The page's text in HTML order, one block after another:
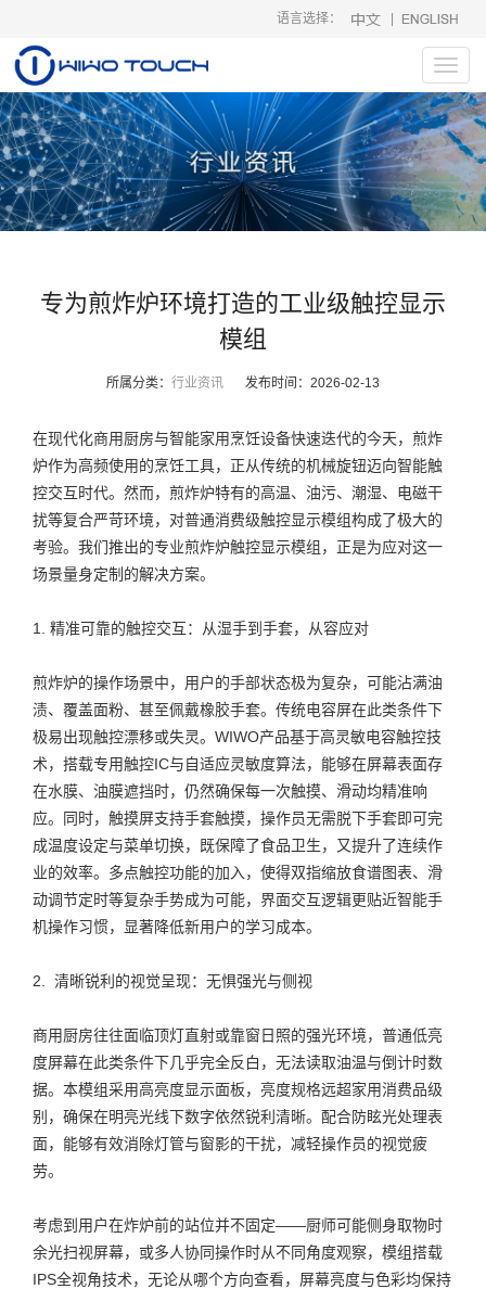
语言选择：
专为煎炸炉环境打造的工业级触控显示
模组
所属分类： 行业资讯 发布时间： 2026-02-13
在现代化商用厨房与智能家用烹饪设备快速迭代的今天，煎炸
炉作为高频使用的烹饪工具，正从传统的机械旋钮迈向智能触
控交互时代。然而，煎炸炉特有的高温、油污、潮湿、电磁干
扰等复合严苛环境，对普通消费级触控显示模组构成了极大的
考验。我们推出的专业煎炸炉触控显示模组，正是为应对这一
场景量身定制的解决方案。
1. 精准可靠的触控交互：从湿手到手套，从容应对
煎炸炉的操作场景中，用户的手部状态极为复杂，可能沾满油
渍、覆盖面粉、甚至佩戴橡胶手套。传统电容屏在此类条件下
极易出现触控漂移或失灵。WIWO产品基于高灵敏电容触控技
术，搭载专用触控IC与自适应灵敏度算法，能够在屏幕表面存
在水膜、油膜遮挡时，仍然确保每一次触摸、滑动均精准响
应。同时，触摸屏支持手套触摸，操作员无需脱下手套即可完
成温度设定与菜单切换，既保障了食品卫生，又提升了连续作
业的效率。多点触控功能的加入，使得双指缩放食谱图表、滑
动调节定时等复杂手势成为可能，界面交互逻辑更贴近智能手
机操作习惯，显著降低新用户的学习成本。
2. 清晰锐利的视觉呈现：无惧强光与侧视
商用厨房往往面临顶灯直射或靠窗日照的强光环境，普通低亮
度屏幕在此类条件下几乎完全反白，无法读取油温与倒计时数
据。本模组采用高亮度显示面板，亮度规格远超家用消费品级
别，确保在明亮光线下数字依然锐利清晰。配合防眩光处理表
面，能够有效消除灯管与窗影的干扰，减轻操作员的视觉疲
劳。
考虑到用户在炸炉前的站位并不固定——厨师可能侧身取物时
余光扫视屏幕，或多人协同操作时从不同角度观察，模组搭载
IPS全视角技术，无论从哪个方向查看，屏幕亮度与色彩均保持